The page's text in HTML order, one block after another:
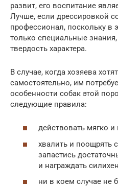
развит, его воспитание
Лучше, если дрессировкой
профессионал, поскольку в
только специальные
твердость характера.
В случае, когда хозяева
самостоятельно, им
особенности собак этой
следующие правила:
действовать мягко
хвалить и поощрять
запастись
и награждать
ни в коем случае не